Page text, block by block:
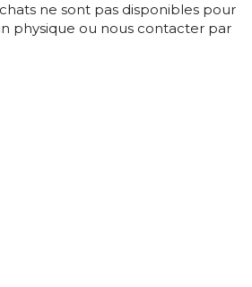
ne sont pas disponibles pour
physique ou nous contacter par